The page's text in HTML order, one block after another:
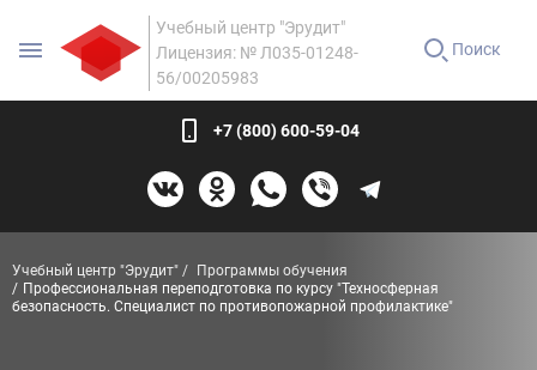
Учебный центр "Эрудит"
Лицензия: № Л035-01248-
56/00205983
Поиск
+7 (800) 600-59-04
Учебный центр "Эрудит"
Программы обучения
Профессиональная переподготовка по курсу "Техносферная
безопасность. Специалист по противопожарной профилактике"